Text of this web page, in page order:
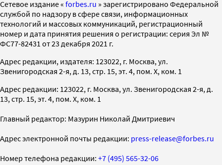
Cетевое издание « forbes.ru » зарегистрировано Федеральной
службой по надзору в сфере связи, информационных
технологий и массовых коммуникаций, регистрационный
номер и дата принятия решения о регистрации: серия Эл №
ФС77-82431 от 23 декабря 2021 г.
Адрес редакции, издателя: 123022, г. Москва, ул.
Звенигородская 2-я, д. 13, стр. 15, эт. 4, пом. X, ком. 1
Адрес редакции: 123022, г. Москва, ул. Звенигородская 2-я, д.
13, стр. 15, эт. 4, пом. X, ком. 1
Главный редактор: Мазурин Николай Дмитриевич
Адрес электронной почты редакции: press-release@forbes.ru
Номер телефона редакции: +7 (495) 565-32-06